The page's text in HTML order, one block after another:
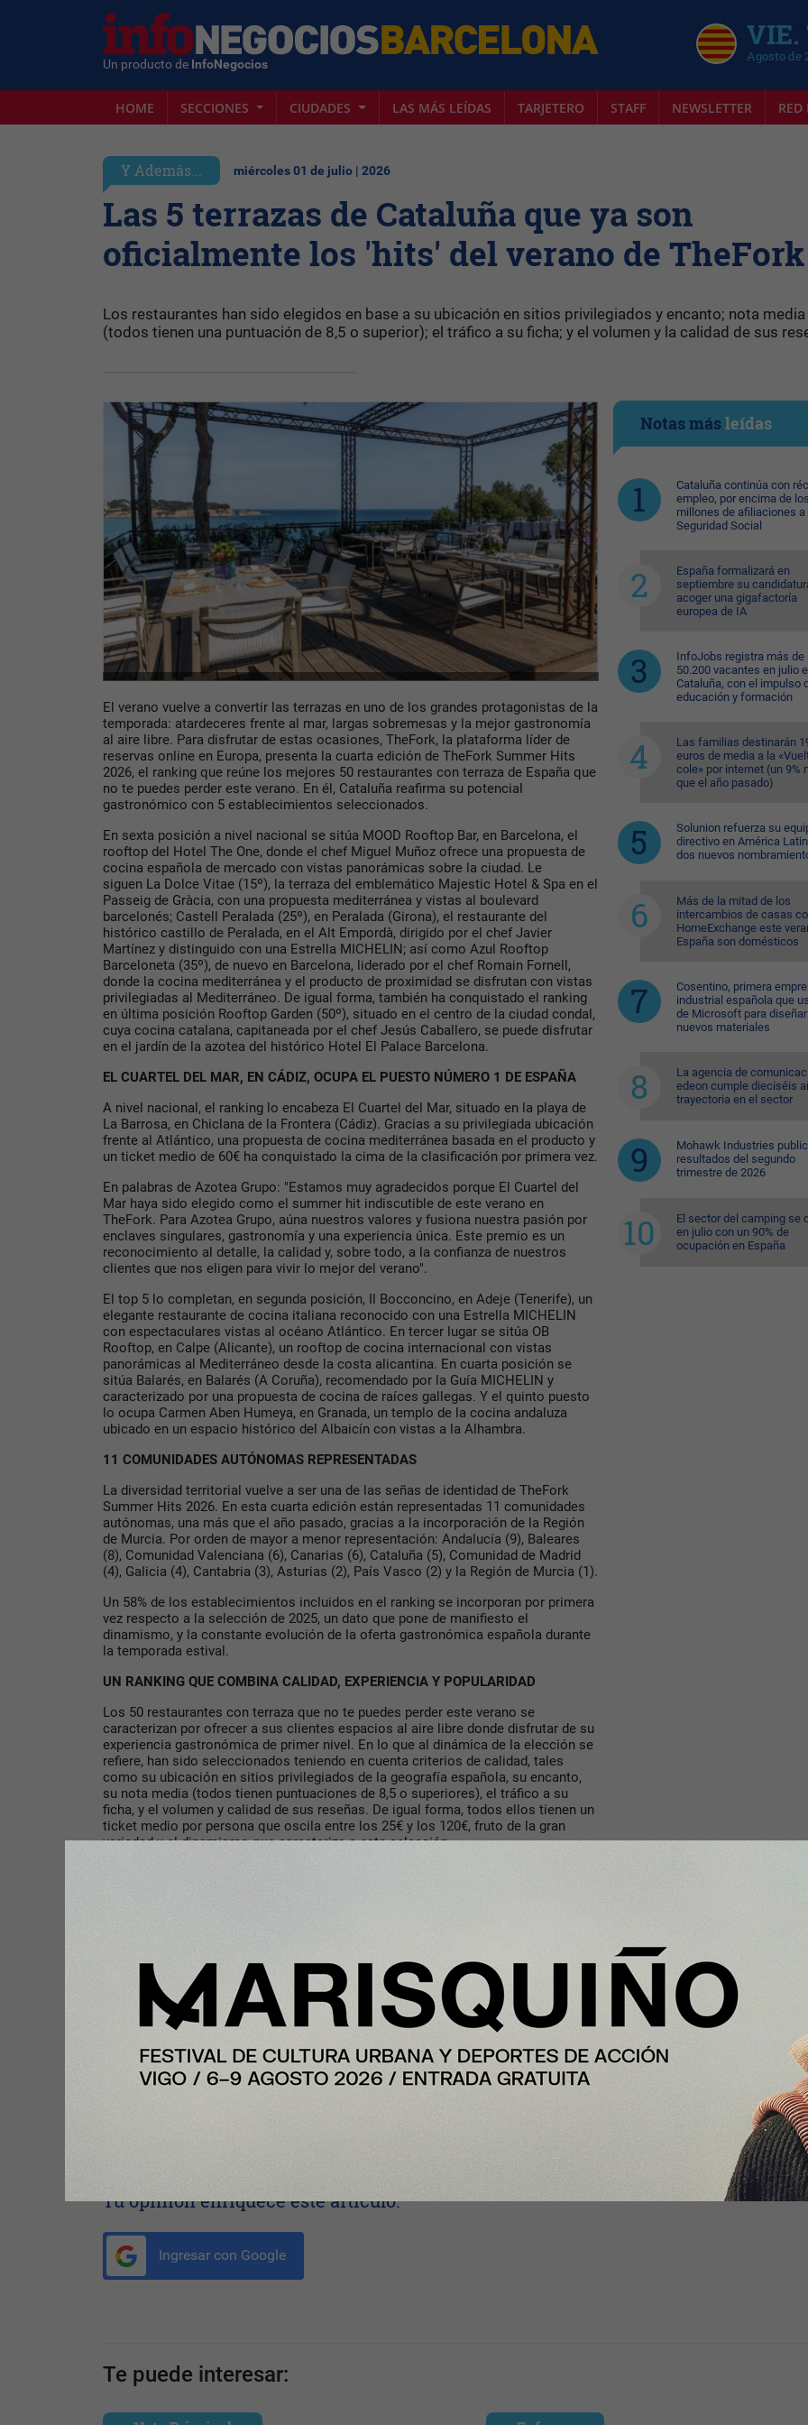
Un producto de InfoNegocios
VIE.
Agosto de
HOME SECCIONES CIUDADES LAS MÁS LEÍDAS TARJETERO STAFF NEWSLETTER RED
Y Además... miércoles 01 de julio | 2026
Las 5 terrazas de Cataluña que ya son
oficialmente los 'hits' del verano de TheFork
Los restaurantes han sido elegidos en base a su ubicación en sitios privilegiados y encanto; nota media
(todos tienen una puntuación de 8,5 o superior); el tráfico a su ficha; y el volumen y la calidad de sus
El verano vuelve a convertir las terrazas en uno de los grandes protagonistas de la
temporada: atardeceres frente al mar, largas sobremesas y la mejor gastronomía
al aire libre. Para disfrutar de estas ocasiones, TheFork, la plataforma líder de
reservas online en Europa, presenta la cuarta edición de TheFork Summer Hits
2026, el ranking que reúne los mejores 50 restaurantes con terraza de España que
no te puedes perder este verano. En él, Cataluña reafirma su potencial
gastronómico con 5 establecimientos seleccionados.
En sexta posición a nivel nacional se sitúa MOOD Rooftop Bar, en Barcelona, el
rooftop del Hotel The One, donde el chef Miguel Muñoz ofrece una propuesta de
cocina española de mercado con vistas panorámicas sobre la ciudad. Le
siguen La Dolce Vitae (15º), la terraza del emblemático Majestic Hotel & Spa en el
Passeig de Gràcia, con una propuesta mediterránea y vistas al boulevard
barcelonés; Castell Peralada (25º), en Peralada (Girona), el restaurante del
histórico castillo de Peralada, en el Alt Empordà, dirigido por el chef Javier
Martínez y distinguido con una Estrella MICHELIN; así como Azul Rooftop
Barceloneta (35º), de nuevo en Barcelona, liderado por el chef Romain Fornell,
donde la cocina mediterránea y el producto de proximidad se disfrutan con vistas
privilegiadas al Mediterráneo. De igual forma, también ha conquistado el ranking
en última posición Rooftop Garden (50º), situado en el centro de la ciudad condal,
cuya cocina catalana, capitaneada por el chef Jesús Caballero, se puede disfrutar
en el jardín de la azotea del histórico Hotel El Palace Barcelona.
EL CUARTEL DEL MAR, EN CÁDIZ, OCUPA EL PUESTO NÚMERO 1 DE ESPAÑA
A nivel nacional, el ranking lo encabeza El Cuartel del Mar, situado en la playa de
La Barrosa, en Chiclana de la Frontera (Cádiz). Gracias a su privilegiada ubicación
frente al Atlántico, una propuesta de cocina mediterránea basada en el producto y
un ticket medio de 60€ ha conquistado la cima de la clasificación por primera vez.
En palabras de Azotea Grupo: "Estamos muy agradecidos porque El Cuartel del
Mar haya sido elegido como el summer hit indiscutible de este verano en
TheFork. Para Azotea Grupo, aúna nuestros valores y fusiona nuestra pasión por
enclaves singulares, gastronomía y una experiencia única. Este premio es un
reconocimiento al detalle, la calidad y, sobre todo, a la confianza de nuestros
clientes que nos eligen para vivir lo mejor del verano".
El top 5 lo completan, en segunda posición, Il Bocconcino, en Adeje (Tenerife), un
elegante restaurante de cocina italiana reconocido con una Estrella MICHELIN
con espectaculares vistas al océano Atlántico. En tercer lugar se sitúa OB
Rooftop, en Calpe (Alicante), un rooftop de cocina internacional con vistas
panorámicas al Mediterráneo desde la costa alicantina. En cuarta posición se
sitúa Balarés, en Balarés (A Coruña), recomendado por la Guía MICHELIN y
caracterizado por una propuesta de cocina de raíces gallegas. Y el quinto puesto
lo ocupa Carmen Aben Humeya, en Granada, un templo de la cocina andaluza
ubicado en un espacio histórico del Albaicín con vistas a la Alhambra.
11 COMUNIDADES AUTÓNOMAS REPRESENTADAS
La diversidad territorial vuelve a ser una de las señas de identidad de TheFork
Summer Hits 2026. En esta cuarta edición están representadas 11 comunidades
autónomas, una más que el año pasado, gracias a la incorporación de la Región
de Murcia. Por orden de mayor a menor representación: Andalucía (9), Baleares
(8), Comunidad Valenciana (6), Canarias (6), Cataluña (5), Comunidad de Madrid
(4), Galicia (4), Cantabria (3), Asturias (2), País Vasco (2) y la Región de Murcia (1).
Un 58% de los establecimientos incluidos en el ranking se incorporan por primera
vez respecto a la selección de 2025, un dato que pone de manifiesto el
dinamismo, y la constante evolución de la oferta gastronómica española durante
la temporada estival.
UN RANKING QUE COMBINA CALIDAD, EXPERIENCIA Y POPULARIDAD
Los 50 restaurantes con terraza que no te puedes perder este verano se
caracterizan por ofrecer a sus clientes espacios al aire libre donde disfrutar de su
experiencia gastronómica de primer nivel. En lo que al dinámica de la elección se
refiere, han sido seleccionados teniendo en cuenta criterios de calidad, tales
como su ubicación en sitios privilegiados de la geografía española, su encanto,
su nota media (todos tienen puntuaciones de 8,5 o superiores), el tráfico a su
ficha, y el volumen y calidad de sus reseñas. De igual forma, todos ellos tienen un
ticket medio por persona que oscila entre los 25€ y los 120€, fruto de la gran
variedad y el dinamismo que caracteriza a esta selección.
descubrir nuevos destinos gastronómicos durante el verano y, al mismo tiempo,
reconocer el trabajo de los restaurantes que destacan por ofrecer experiencias
diferenciales en sus terrazas. Este año contamos con una importante renovación
del ranking, ya que más de la mitad son nuevos, y una mayor diversidad
gastronómica y territorial, dos factores que reflejan el excelente momento que
vive la restauración española”, afirmaJay Kim,Country Manager deTheFork en
Iberia.
Tu opinión enriquece este artículo:
Ingresar con Google
Notas másleídas
Cataluña continúa con
empleo, por encima de
millones de afiliaciones a
Seguridad Social
España formalizará en
septiembre su
acoger una gigafactoría
europea de IA
InfoJobs registra más de
50.200 vacantes en julio
Cataluña, con el impulso
educación y formación
Las familias destinarán
euros de media a la
cole» por internet (un 9%
que el año pasado)
Solunion refuerza su
directivo en América
dos nuevos
Más de la mitad de los
intercambios de casas
HomeExchange este
España son domésticos
Cosentino, primera
industrial española que
de Microsoft para diseñar
nuevos materiales
La agencia de
edeon cumple dieciséis
trayectoria en el sector
Mohawk Industries
resultados del segundo
trimestre de 2026
El sector del camping se
en julio con un 90% de
ocupación en España
Te puede interesar: